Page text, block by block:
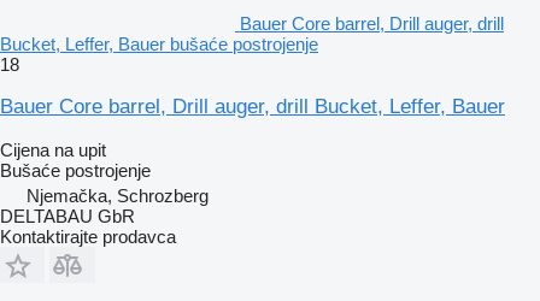
Bauer Core barrel, Drill auger, drill
Bucket, Leffer, Bauer bušaće postrojenje
18
Bauer Core barrel, Drill auger, drill Bucket, Leffer, Bauer
Cijena na upit
Bušaće postrojenje
Njemačka, Schrozberg
DELTABAU GbR
Kontaktirajte prodavca